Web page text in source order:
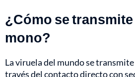
¿Cómo se
mono?
La viruela del mundo se
través del contacto directo con